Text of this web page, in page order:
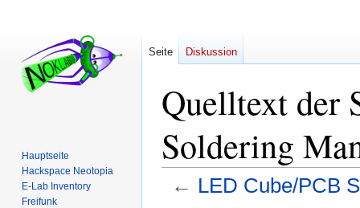
Quelltext der
Soldering
← LED Cube/PCB
Seite Diskussion
Hauptseite
Hackspace Neotopia
E-Lab Inventory
Freifunk